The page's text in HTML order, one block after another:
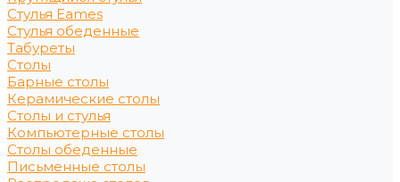
Стулья Eames
Стулья обеденные
Табуреты
Столы
Барные столы
Керамические столы
Столы и стулья
Компьютерные столы
Столы обеденные
Письменные столы